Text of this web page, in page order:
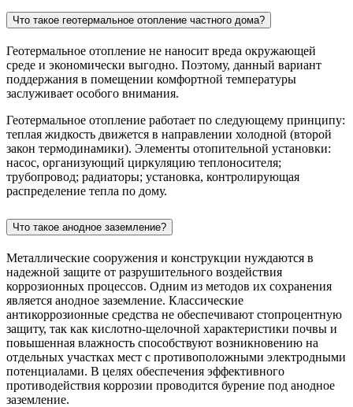
Что такое геотермальное отопление частного дома?
Геотермальное отопление не наносит вреда окружающей
среде и экономически выгодно. Поэтому, данный вариант
поддержания в помещении комфортной температуры
заслуживает особого внимания.
Геотермальное отопление работает по следующему принципу:
теплая жидкость движется в направлении холодной (второй
закон термодинамики). Элементы отопительной установки:
насос, организующий циркуляцию теплоносителя;
трубопровод; радиаторы; установка, контролирующая
распределение тепла по дому.
Что такое анодное заземление?
Металлические сооружения и конструкции нуждаются в
надежной защите от разрушительного воздействия
коррозионных процессов. Одним из методов их сохранения
является анодное заземление. Классические
антикоррозионные средства не обеспечивают стопроцентную
защиту, так как кислотно-щелочной характеристики почвы и
повышенная влажность способствуют возникновению на
отдельных участках мест с противоположными электродными
потенциалами. В целях обеспечения эффективного
противодействия коррозии проводится бурение под анодное
заземление.